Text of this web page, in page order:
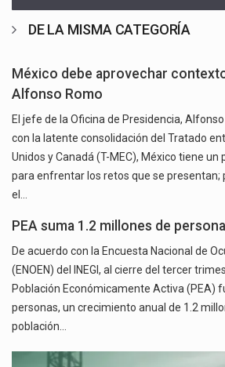
DE LA MISMA CATEGORÍA
México debe aprovechar
Alfonso Romo
El jefe de la Oficina de Presidencia,
con la latente consolidación del Tratado
Unidos y Canadá (T-MEC), México tiene
para enfrentar los retos que se presentan;
el…
PEA suma 1.2 millones de
De acuerdo con la Encuesta Nacional de
(ENOEN) del INEGI, al cierre del tercer
Población Económicamente Activa (PEA)
personas, un crecimiento anual de 1.2
población…